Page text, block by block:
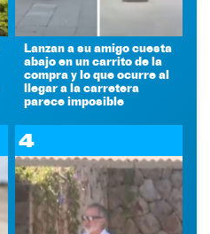
Lanzan a su amigo cuesta
abajo en un carrito de la
compra y lo que ocurre al
llegar a la carretera
parece imposible
4